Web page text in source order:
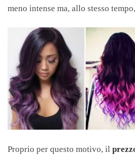
meno intense ma, allo stesso
Proprio per questo motivo, il